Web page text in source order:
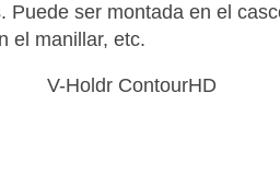
Puede ser montada en el
el manillar, etc.